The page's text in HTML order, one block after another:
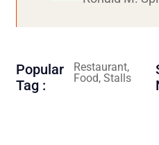
Popular
Tag :
Restaurant,
Food, Stalls